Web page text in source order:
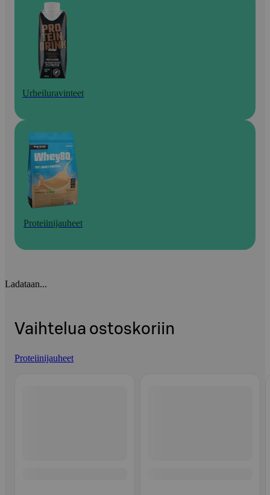
Urheiluravinteet
Proteiinijauheet
Ladataan...
Vaihtelua ostoskoriin
Proteiinijauheet